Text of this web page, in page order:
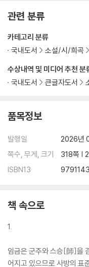
관련 분류
수상내역 및 미디어 추천 분
국내도서
큰글자도서
카테고리 분류
국내도서
소설/시/희곡
품목정보
발행일
2026년
쪽수, 무게, 크기
318쪽 |
ISBN13
책 속으로
1.
임금은 군주와 스승[師]을
어지고 있으므로 사방의 표